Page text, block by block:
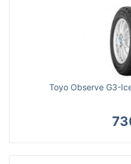
Toyo Observe G3-